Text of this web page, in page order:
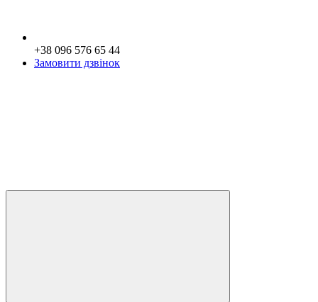
+38 096 576 65 44
Замовити дзвінок